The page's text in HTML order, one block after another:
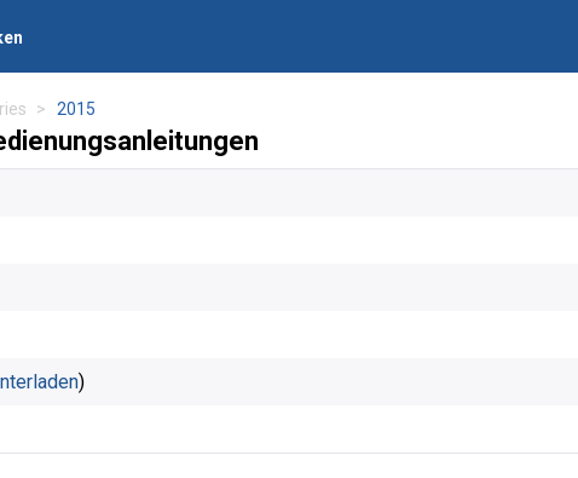
2015
)